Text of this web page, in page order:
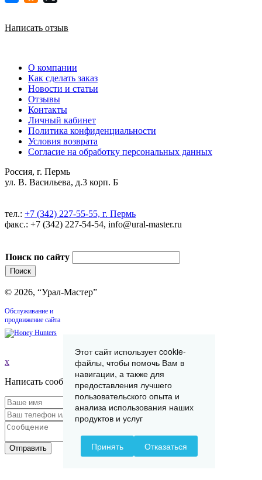
Написать отзыв
О компании
Как сделать заказ
Новости и статьи
Отзывы
Контакты
Личный кабинет
Политика конфиденциальности
Условия возврата
Согласие на обработку персональных данных
Россия, г. Пермь
ул. В. Васильева, д.3 корп. Б
тел.: +7 (342) 227-55-55, г. Пермь
факс.: +7 (342) 227-54-54, info@ural-master.ru
Поиск по сайту
© 2026, “Урал-Мастер”
Обслуживание и
продвижение сайта
x
Написать сообщение
Отправить
Этот сайт использует cookie-
файлы, чтобы помочь Вам в
навигации, а также для
предоставления лучшего
пользовательского опыта и
анализа использования наших
продуктов и услуг
Принять Отказаться